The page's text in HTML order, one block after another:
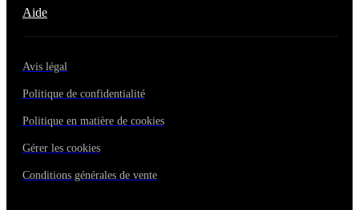
Aide
Avis légal
Politique de confidentialité
Politique en matière de cookies
Gérer les cookies
Conditions générales de vente